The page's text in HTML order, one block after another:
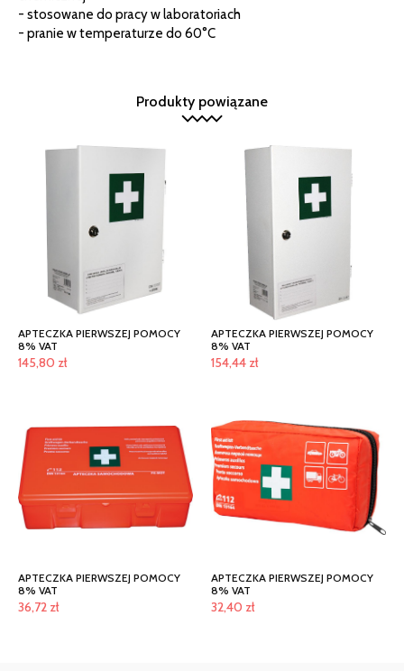
- stosowane do pracy w laboratoriach
- pranie w temperaturze do 60°C
Produkty powiązane
APTECZKA PIERWSZEJ POMOCY
8% VAT
145,80 zł
APTECZKA PIERWSZEJ POMOCY
8% VAT
154,44 zł
APTECZKA PIERWSZEJ POMOCY
8% VAT
36,72 zł
APTECZKA PIERWSZEJ POMOCY
8% VAT
32,40 zł